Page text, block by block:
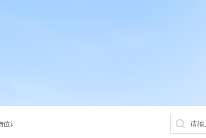
位计